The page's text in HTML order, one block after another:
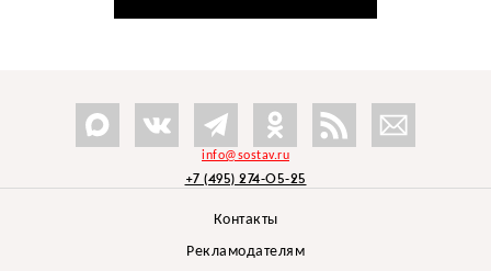
info@sostav.ru
+7 (495) 274-05-25
Контакты
Рекламодателям